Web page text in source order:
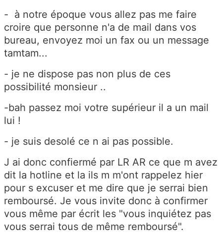
- à notre époque vous allez pas me faire
croire que personne n'a de mail dans vos
bureau, envoyez moi un fax ou un message
tamtam...
- je ne dispose pas non plus de ces
possibilité monsieur ..
-bah passez moi votre supérieur il a un mail
lui !
- je suis desolé ce n ai pas possible.
J ai donc confiermé par LR AR ce que m avez
dit la hotline et la ils m m'ont rappelez hier
pour s excuser et me dire que je serrai bien
remboursé. Je vous invite donc à confirmer
vous même par écrit les "vous inquiétez pas
vous serrai tous de même remboursé".